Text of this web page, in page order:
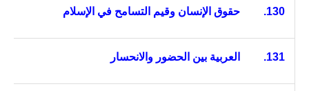
130. حقوق الإنسان وقيم التسامح في الإسلام
131. العربية بين الحضور والانحسار